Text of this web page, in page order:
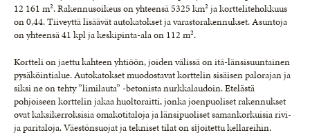
12 161 m². Rakennusoikeus on yhteensä 5325 km² ja korttelitehokkuus
on 0,44. Tiiveyttä lisäävät autokatokset ja varastorakennukset. Asuntoja
on yhteensä 41 kpl ja keskipinta-ala on 112 m².
Kortteli on jaettu kahteen yhtiöön, joiden välissä on itä-länsisuuntainen
pysäköintialue. Autokatokset muo­dostavat korttelin sisäisen palorajan ja
siksi ne on tehty ”limilauta” -betonista nurkkalaudoin. Etelästä
pohjoiseen korttelin jakaa huoltoraitti, jonka joenpuoliset rakennukset
ovat kaksikerroksisia omakotitaloja ja länsipuoliset samankorkuisia rivi-
ja paritaloja. Väestönsuojat ja tekniset tilat on sĳoitettu kellareihin.